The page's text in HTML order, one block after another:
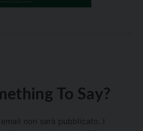
To Say?
email non sarà pubblicato.